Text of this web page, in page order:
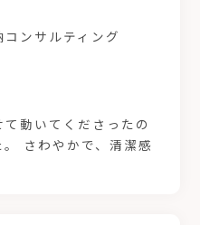
コンサルティング
動いてくださったの
さわやかで、清潔感